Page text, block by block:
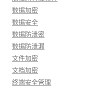
数据加密
数据安全
数据防泄密
数据防泄漏
文件加密
文档加密
终端安全管理